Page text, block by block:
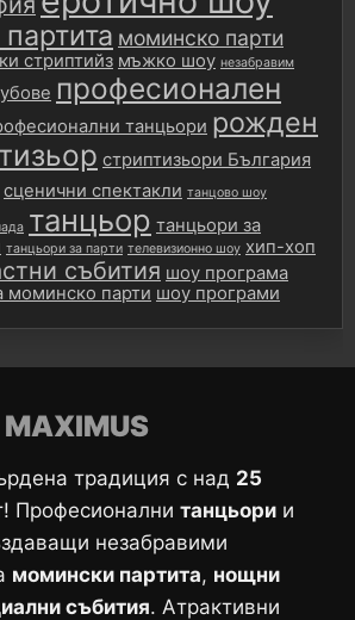
моминско парти
стриптийз мъжко шоу незабравим
професионален
танцьори рожден
стриптизьори България
сценични спектакли танцово шоу
танцьор танцьори за
танцьори за парти телевизионно шоу хип-хоп
събития шоу програма
моминско парти шоу програми
традиция с над 25
Професионални танцьори и
незабравими
момински партита, нощни
събития. Атрактивни